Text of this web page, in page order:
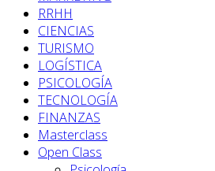
RRHH
CIENCIAS
TURISMO
LOGÍSTICA
PSICOLOGÍA
TECNOLOGÍA
FINANZAS
Masterclass
Open Class